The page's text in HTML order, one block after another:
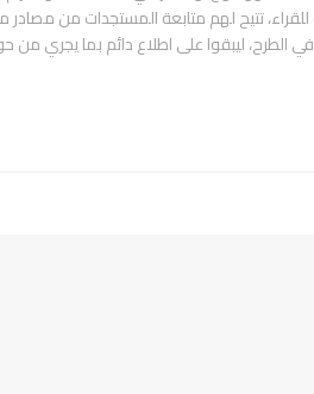
تتيح لهم متابعة المستجدات من
الطرح، ليبقوا على اطلاع دائم بما يجري من